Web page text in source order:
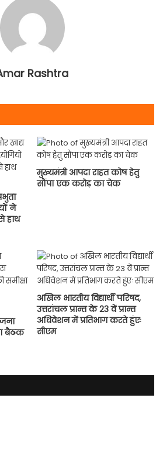
Rashtra
ने
हाथ
मुख्यमंत्री आपदा राहत कोष हेतु
सौंपा एक करोड़ का चेक
बैठक
अखिल भारतीय विद्यार्थी परिषद,
उत्तरांचल प्रान्त के 23 वें प्रान्त
अधिवेशन में प्रतिभाग करते हुंएः
सीएम